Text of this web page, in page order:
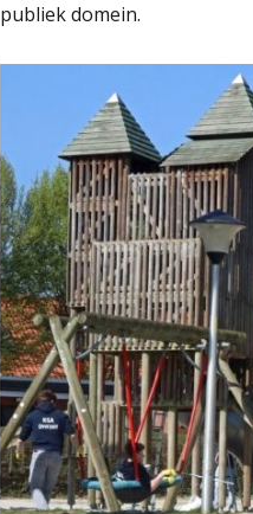
publiek domein.